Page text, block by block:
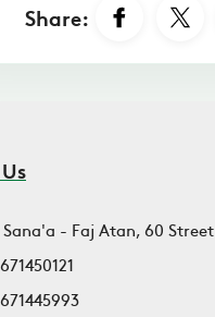
Share:
Sana'a - Faj Atan, 60 Street